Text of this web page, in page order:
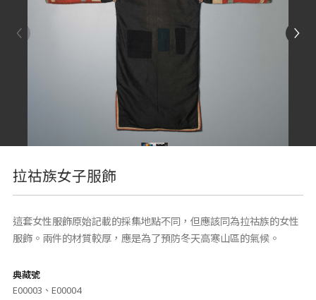
拉祜族女子服飾
這套女性服飾原始記載的採集地點不同，但應該同為拉祜族的女性
服飾。兩件的材質較厚，應是為了預防冬天高寒山區的氣候。
典藏號
E00003、E00004